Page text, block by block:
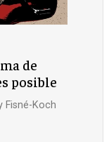
de
posible
Fisné-Koch